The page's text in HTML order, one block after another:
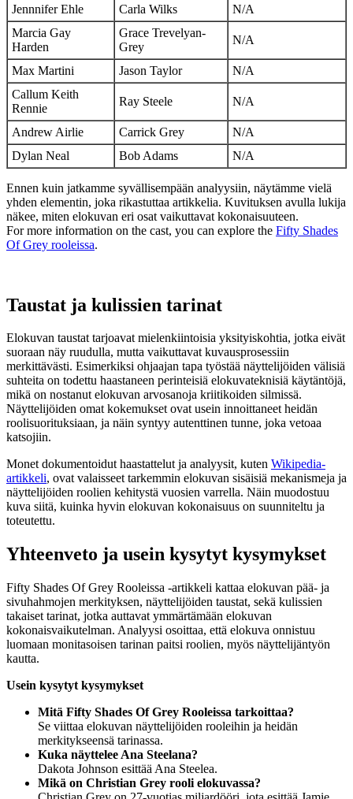
Jennnifer Ehle Carla Wilks
N/A
Marcia Gay
Harden
Grace Trevelyan-
Grey
N/A
Max Martini Jason Taylor
N/A
Callum Keith
Rennie
Ray Steele N/A
Andrew Airlie Carrick Grey
N/A
Dylan Neal
Bob Adams N/A
Ennen kuin jatkamme syvällisempään analyysiin, näytämme vielä
yhden elementin, joka rikastuttaa artikkelia. Kuvituksen avulla lukija
näkee, miten elokuvan eri osat vaikuttavat kokonaisuuteen.
For more information on the cast, you can explore the Fifty Shades
Of Grey rooleissa.
Taustat ja kulissien tarinat
Elokuvan taustat tarjoavat mielenkiintoisia yksityiskohtia, jotka eivät
suoraan näy ruudulla, mutta vaikuttavat kuvausprosessiin
merkittävästi. Esimerkiksi ohjaajan tapa työstää näyttelijöiden välisiä
suhteita on todettu haastaneen perinteisiä elokuvateknisiä käytäntöjä,
mikä on nostanut elokuvan arvosanoja kriitikoiden silmissä.
Näyttelijöiden omat kokemukset ovat usein innoittaneet heidän
roolisuorituksiaan, ja näin syntyy autenttinen tunne, joka vetoaa
katsojiin.
Monet dokumentoidut haastattelut ja analyysit, kuten Wikipedia-
artikkeli, ovat valaisseet tarkemmin elokuvan sisäisiä mekanismeja ja
näyttelijöiden roolien kehitystä vuosien varrella. Näin muodostuu
kuva siitä, kuinka hyvin elokuvan kokonaisuus on suunniteltu ja
toteutettu.
Yhteenveto ja usein kysytyt kysymykset
Fifty Shades Of Grey Rooleissa -artikkeli kattaa elokuvan pää- ja
sivuhahmojen merkityksen, näyttelijöiden taustat, sekä kulissien
takaiset tarinat, jotka auttavat ymmärtämään elokuvan
kokonaisvaikutelman. Analyysi osoittaa, että elokuva onnistuu
luomaan monitasoisen tarinan paitsi roolien, myös näyttelijäntyön
kautta.
Usein kysytyt kysymykset
Mitä Fifty Shades Of Grey Rooleissa tarkoittaa?
Se viittaa elokuvan näyttelijöiden rooleihin ja heidän
merkitykseensä tarinassa.
Kuka näyttelee Ana Steelana?
Dakota Johnson esittää Ana Steelea.
Mikä on Christian Grey rooli elokuvassa?